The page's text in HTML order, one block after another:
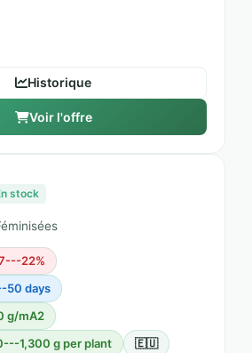
Historique
Voir l'offre
stock
22%
50 days
g/mA2
1,300 g per plant
🇪🇺